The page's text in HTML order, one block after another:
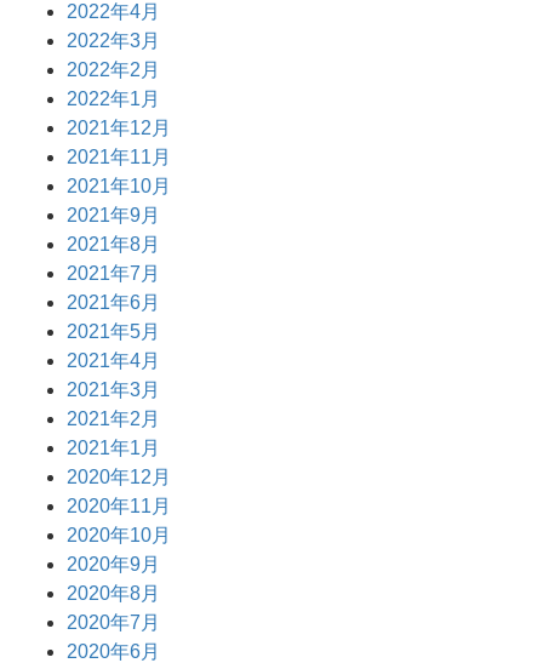
2022年4月
2022年3月
2022年2月
2022年1月
2021年12月
2021年11月
2021年10月
2021年9月
2021年8月
2021年7月
2021年6月
2021年5月
2021年4月
2021年3月
2021年2月
2021年1月
2020年12月
2020年11月
2020年10月
2020年9月
2020年8月
2020年7月
2020年6月